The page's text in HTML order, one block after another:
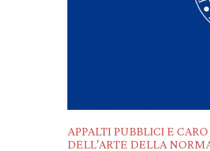
APPALTI PUBBLICI E
DELL’ARTE DELLA